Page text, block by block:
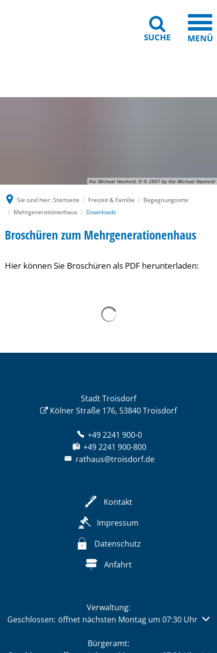
SUCHE MENÜ
Kai Michael Neuhold, © © 2007 by Kai Michael Neuhold
Sie sind hier: Startseite Freizeit & Familie
Begegnungsorte
Mehrgenerationenhaus
Downloads
Downloads
Broschüren zum Mehrgenerationenhaus
Hier können Sie Broschüren als PDF herunterladen:
Stadt Troisdorf
Kölner Straße 176, 53840 Troisdorf
+49 2241 900-0
+49 2241 900-800
rathaus@troisdorf.de
Kontakt
Impressum
Datenschutz
Anfahrt
Verwaltung:
Klicken, um weitere Öffnungs- oder Schließzeiten
Geschlossen: öffnet nächsten Montag um 07:30 Uhr
Bürgeramt: